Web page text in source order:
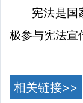
宪法是国
极参与宪法宣
相关链接>>